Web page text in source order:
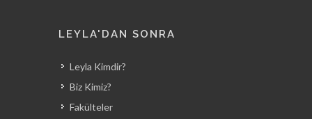
LEYLA'DAN SONRA
Leyla Kimdir?
Biz Kimiz?
Fakülteler